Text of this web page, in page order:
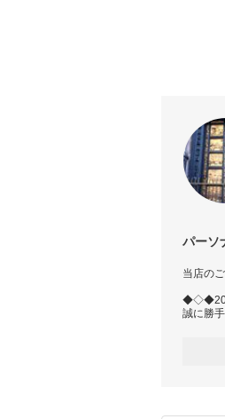
パーソ
当店の
誠に勝